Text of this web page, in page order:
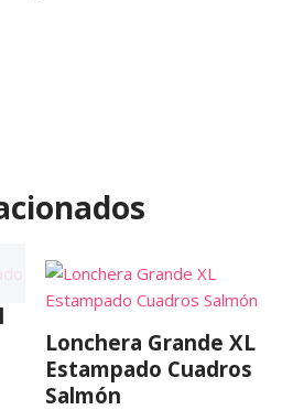
Lonchera Grande XL
Estampado Cuadros
Salmón